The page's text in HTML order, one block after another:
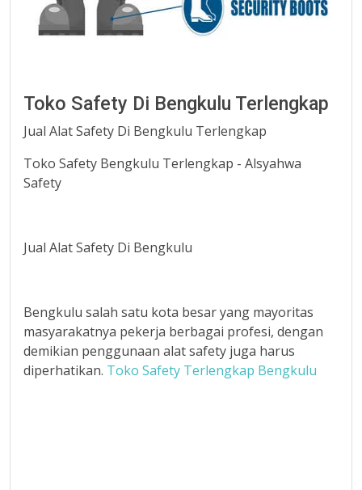
Toko Safety Di Bengkulu Terlengkap
Jual Alat Safety Di Bengkulu Terlengkap
Toko Safety Bengkulu Terlengkap - Alsyahwa
Safety
Jual Alat Safety Di Bengkulu
Bengkulu salah satu kota besar yang mayoritas
masyarakatnya pekerja berbagai profesi, dengan
demikian penggunaan alat safety juga harus
diperhatikan. Toko Safety Terlengkap Bengkulu